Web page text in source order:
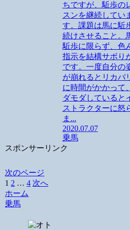
ちですが、駈歩の
スンを継続してい
す。課題は馬に駈
続けさせること。
駈歩に限らず、色
指示を結構サボり
です。一度自分の
が崩れるとリカバ
に時間がかかって
ダモダしていると
ストラクターに怒
ま...
2020.07.07
乗馬
スポンサーリンク
次のページ
1 2 … 4 次へ
ホーム
乗馬